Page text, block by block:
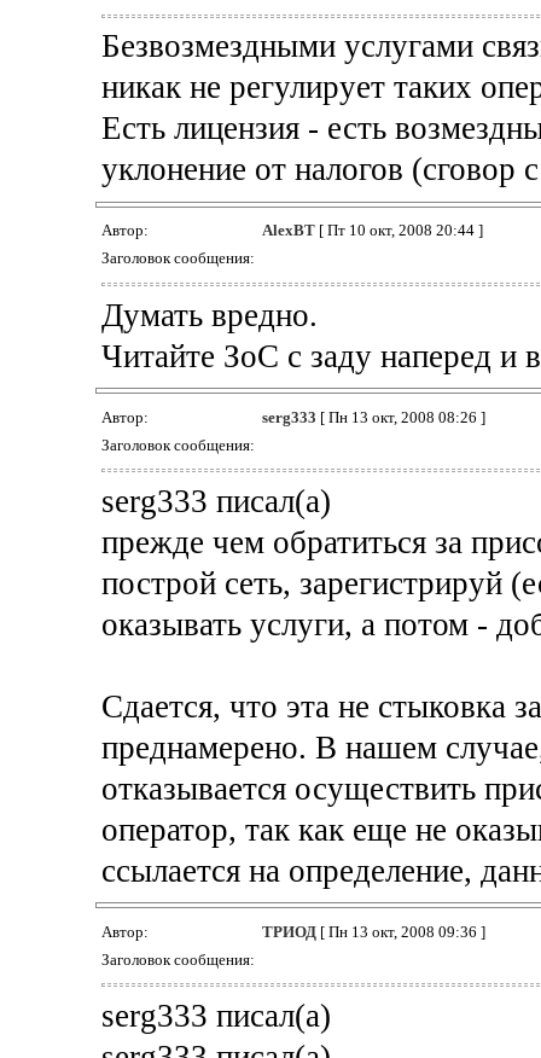
Безвозмездными услугами
никак не регулирует таких
Есть лицензия - есть
уклонение от налогов (сговор
Автор: AlexBT[ Пт 10 окт, 2008 20:44 ]
Заголовок сообщения:
Думать вредно.
Читайте ЗоС с заду наперед и
Автор: serg333 [ Пн 13 окт, 2008 08:26 ]
Заголовок сообщения:
serg333 писал(а)
прежде чем обратиться за
построй сеть, зарегистрируй
оказывать услуги, а потом -
Сдается, что эта не стыковка
преднамерено. В нашем
отказывается осуществить
оператор, так как еще не
ссылается на определение,
Автор: ТРИОД[ Пн 13 окт, 2008 09:36 ]
Заголовок сообщения:
serg333 писал(а)